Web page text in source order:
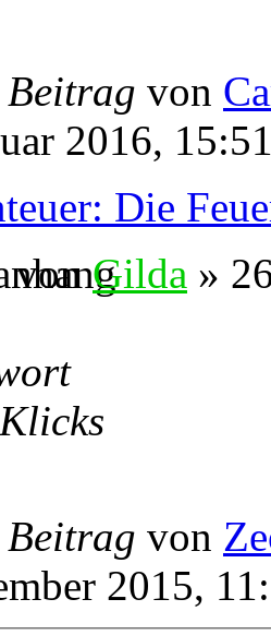
von
2016,
Die
vonGilda »
Klicks
von
2015,